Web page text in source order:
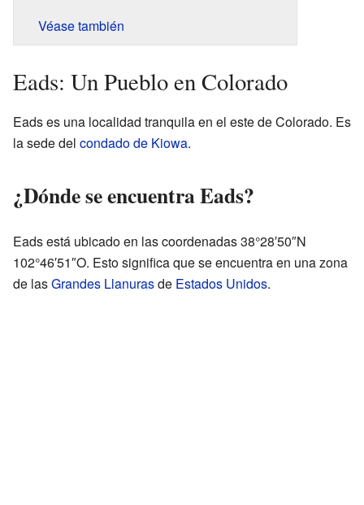
Véase también
Eads: Un Pueblo en Colorado
Eads es una localidad tranquila en el este de Colorado. Es
la sede del condado de Kiowa.
¿Dónde se encuentra Eads?
Eads está ubicado en las coordenadas 38°28′50″N
102°46′51″O. Esto significa que se encuentra en una zona
de lasGrandes Llanurasde Estados Unidos.